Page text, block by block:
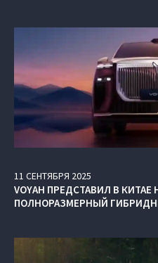
11 СЕНТЯБРЯ 2025
VOYAH ПРЕДСТАВИЛ В
ПОЛНОРАЗМЕРНЫЙ